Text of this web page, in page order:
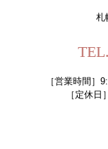
札
TEL.
［営業時間］
［定休